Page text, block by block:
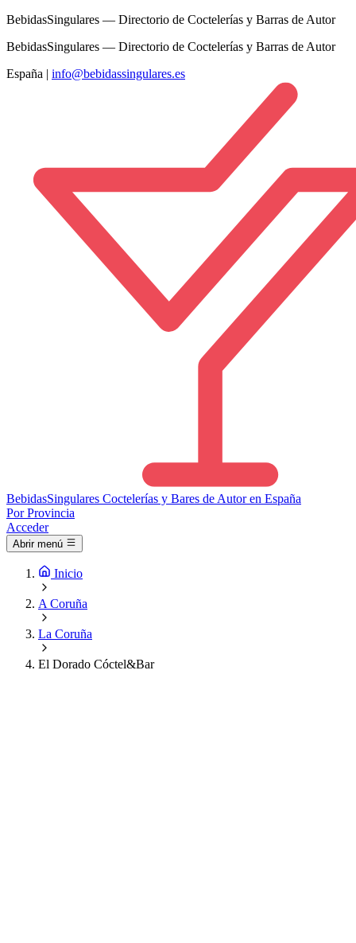
BebidasSingulares — Directorio de Coctelerías y Barras de Autor
BebidasSingulares — Directorio de Coctelerías y Barras de Autor
España | info@bebidassingulares.es
BebidasSingulares Coctelerías y Bares de Autor en España
Por Provincia
Acceder
Abrir menú
Inicio
A Coruña
La Coruña
El Dorado Cóctel&Bar